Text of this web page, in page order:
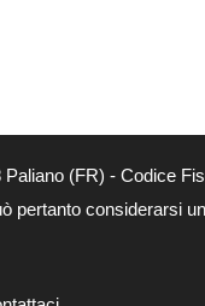
(FR) - Codice
considerarsi